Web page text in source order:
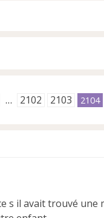
… 2102 2103 2104
s il avait trouvé une